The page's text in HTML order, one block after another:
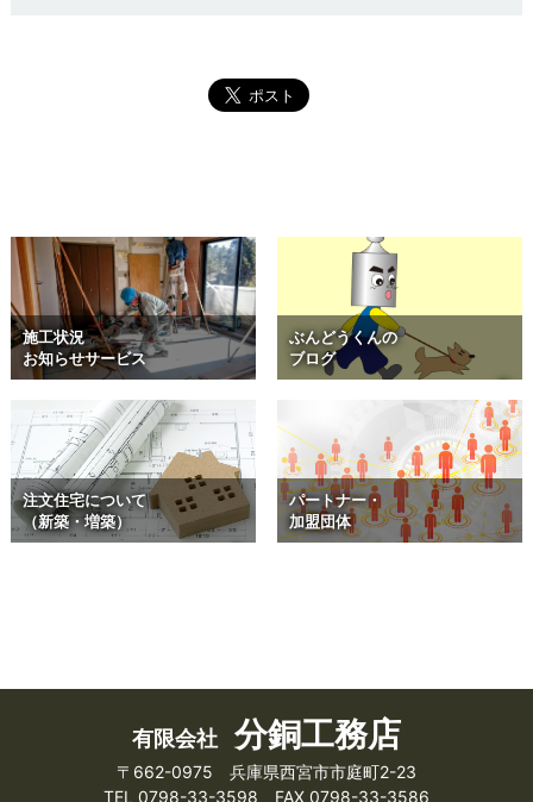
施工状況
お知らせサービス
ぶんどうくんの
ブログ
注文住宅について
（新築・増築）
パートナー・
加盟団体
有限会社 分銅工務店
〒662-0975 兵庫県西宮市市庭町2-23
TEL 0798-33-3598 FAX 0798-33-3586